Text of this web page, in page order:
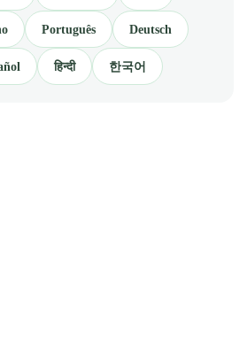
Português Deutsch
हिन्दी 한국어